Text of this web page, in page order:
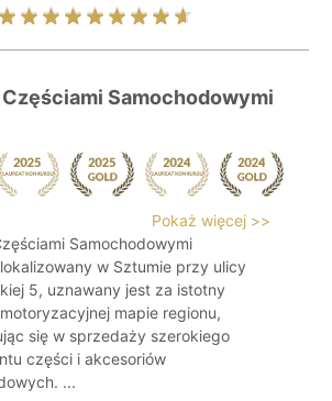
Samochodowymi
Pokaż więcej >>
Samochodowymi
w Sztumie przy ulicy
5, uznawany jest za istotny
mapie regionu,
się w sprzedaży szerokiego
części i akcesoriów
...